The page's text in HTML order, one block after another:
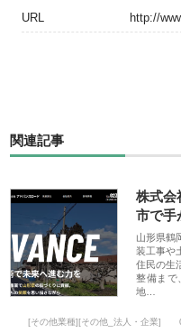
URL http://
関連記事
株式会
市で手
山形県鶴
装工事や
住民の生
整備まで
地…
[その他業種][その他_法人・企業]